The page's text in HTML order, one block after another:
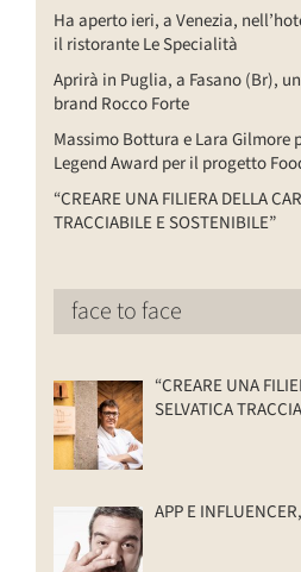
Ha aperto ieri, a Venezia,
il ristorante Le Specialità
Aprirà in Puglia, a Fasano (Br),
brand Rocco Forte
Massimo Bottura e Lara Gilmore
Legend Award per il progetto
“CREARE UNA FILIERA DELLA
TRACCIABILE E SOSTENIBILE”
face to face
“CREARE UNA
SELVATICA
APP E